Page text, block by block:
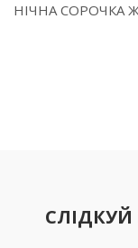
НІЧНА СОРОЧКА
СЛІДКУЙ